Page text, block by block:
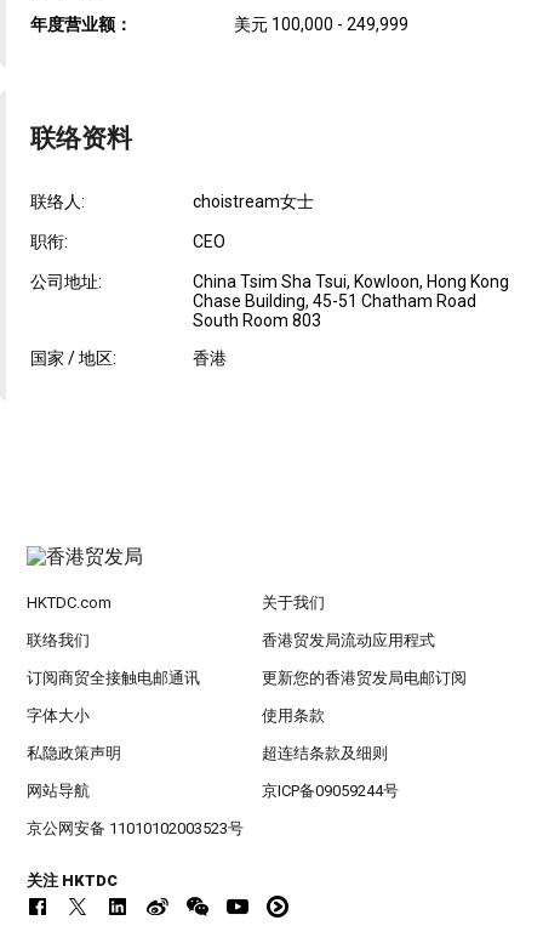
年度营业额： 美元 100,000 - 249,999
联络资料
联络人: choistream女士
职衔: CEO
公司地址:
China Tsim Sha Tsui, Kowloon, Hong Kong
Chase Building, 45-51 Chatham Road
South Room 803
国家 / 地区:
香港
HKTDC.com 关于我们
联络我们 香港贸发局流动应用程式
订阅商贸全接触电邮通讯 更新您的香港贸发局电邮订阅
字体大小 使用条款
私隐政策声明 超连结条款及细则
网站导航 京ICP备09059244号
京公网安备 11010102003523号
关注 HKTDC